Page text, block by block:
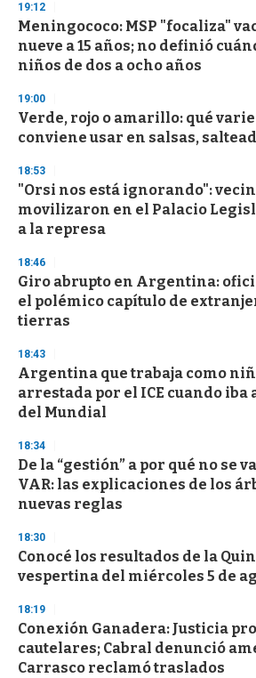
d
s
o
f
3
s
e
c
o
d
s
19:12
Meningococo: MSP "focaliza"
nueve a 15 años; no definió
niños de dos a ocho años
19:00
Verde, rojo o amarillo: qué
conviene usar en salsas,
18:53
"Orsi nos está ignorando":
movilizaron en el Palacio
a la represa
18:46
Giro abrupto en Argentina:
el polémico capítulo de
tierras
18:43
Argentina que trabaja como
arrestada por el ICE cuando iba
del Mundial
18:34
De la “gestión” a por qué no se
VAR: las explicaciones de los
nuevas reglas
18:30
Conocé los resultados de la
vespertina del miércoles 5 de
18:19
Conexión Ganadera: Justicia
cautelares; Cabral denunció
Carrasco reclamó traslados